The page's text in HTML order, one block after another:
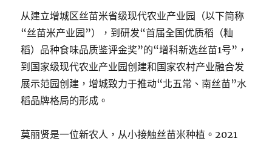
从建立增城区丝苗米省级现代农业产业园（以下简称
“丝苗米产业园”），到研发“首届全国优质稻（籼
稻）品种食味品质鉴评金奖”的“增科新选丝苗1号”，
到国家级现代农业产业园创建和国家农村产业融合发
展示范园创建，增城致力于推动“北五常、南丝苗”水
稻品牌格局的形成。
莫丽贤是一位新农人，从小接触丝苗米种植。2021